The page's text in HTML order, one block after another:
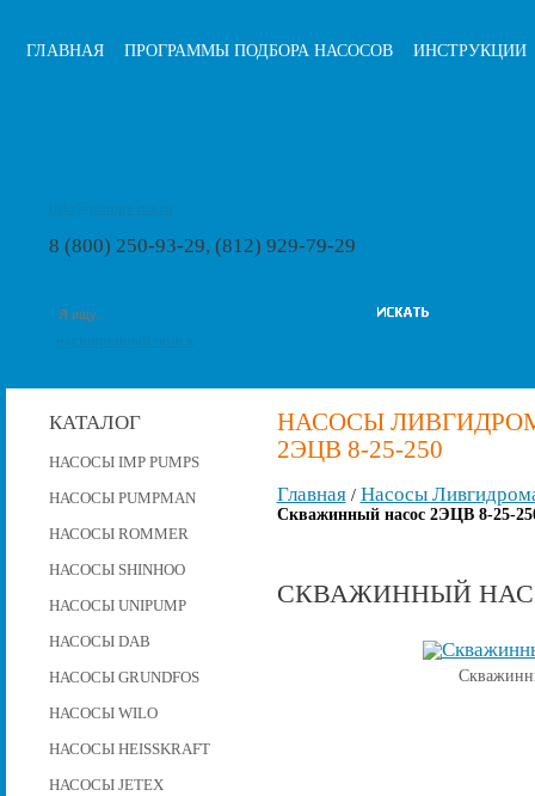
ГЛАВНАЯ ПРОГРАММЫ ПОДБОРА НАСОСОВ ИНСТРУКЦИИ
8 (800) 250-93-29, (812) 929-79-29
КАТАЛОГ
НАСОСЫ IMP PUMPS
НАСОСЫ PUMPMAN
НАСОСЫ ROMMER
НАСОСЫ SHINHOO
НАСОСЫ UNIPUMP
НАСОСЫ DAB
НАСОСЫ GRUNDFOS
НАСОСЫ WILO
НАСОСЫ HEISSKRAFT
НАСОСЫ JETEX
НАСОСЫ
2ЭЦВ 8-25-250
Главная/ Насосы
Скважинный насос 2ЭЦВ 8-25-
СКВАЖИННЫЙ